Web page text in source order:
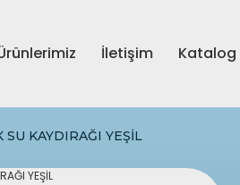
İletişim Katalog
SU KAYDIRAĞI YEŞİL